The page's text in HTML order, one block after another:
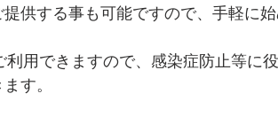
供する事も可能ですので、手軽に始
利用できますので、感染症防止等に
す。